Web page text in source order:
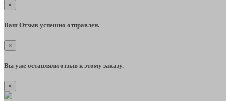
×
Ваш Отзыв успешно отправлен.
×
Вы уже оставляли отзыв к этому заказу.
×